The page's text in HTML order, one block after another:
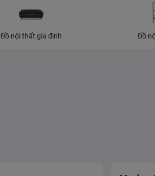
Đồ nội thất gia đình Đồ